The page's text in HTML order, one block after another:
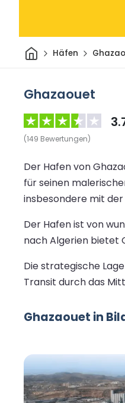
HeimHäfen
Ghazaouet
(149 Bewertungen)
Der Hafen von
für seinen
insbesondere mit
Der Hafen ist von
nach Algerien bietet
Die strategische
Transit durch das
Ghazaouet in